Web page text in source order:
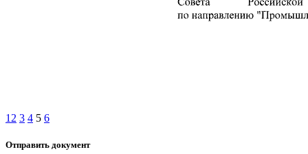
1 2 3 4 5 6
Отправить документ